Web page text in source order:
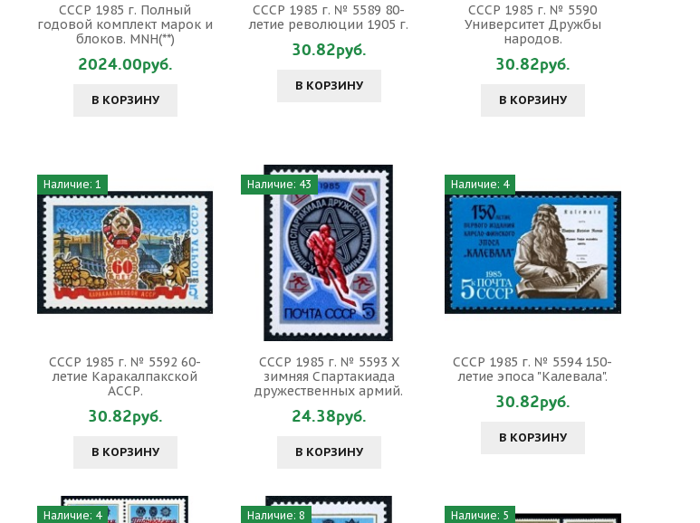
СССР 1985 г. Полный
годовой комплект марок и
блоков. MNH(**)
2024.00руб.
В КОРЗИНУ
СССР 1985 г. № 5589 80-
летие революции 1905 г.
30.82руб.
В КОРЗИНУ
СССР 1985 г. № 5590
Университет Дружбы
народов.
30.82руб.
В КОРЗИНУ
Наличие: 1
СССР 1985 г. № 5592 60-
летие Каракалпакской
АССР.
30.82руб.
В КОРЗИНУ
Наличие: 43
СССР 1985 г. № 5593 Х
зимняя Спартакиада
дружественных армий.
24.38руб.
В КОРЗИНУ
Наличие: 4
СССР 1985 г. № 5594 150-
летие эпоса "Калевала".
30.82руб.
В КОРЗИНУ
Наличие: 4 Наличие: 8 Наличие: 5